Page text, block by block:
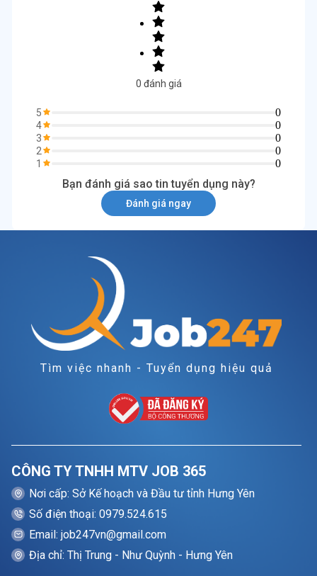
5 0
4 0
3 0
2 0
1 0
0 đánh giá
Bạn đánh giá sao tin tuyển dụng này?
Đánh giá ngay
Tìm việc nhanh - Tuyển dụng hiệu quả
CÔNG TY TNHH MTV JOB 365
Nơi cấp: Sở Kế hoạch và Đầu tư tỉnh Hưng Yên
Số điện thoại: 0979.524.615
Email: job247vn@gmail.com
Địa chỉ: Thị Trung - Như Quỳnh - Hưng Yên